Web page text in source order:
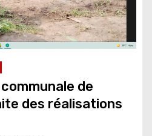
de
des réalisations